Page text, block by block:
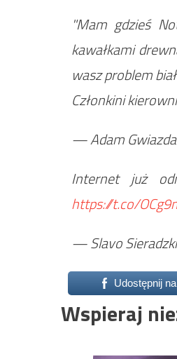
"Mam gdzieś
kawałkami
wasz problem
Członkini
— Adam
Internet już
https://t.co/
— Slavo
Udostępnij
Wspieraj